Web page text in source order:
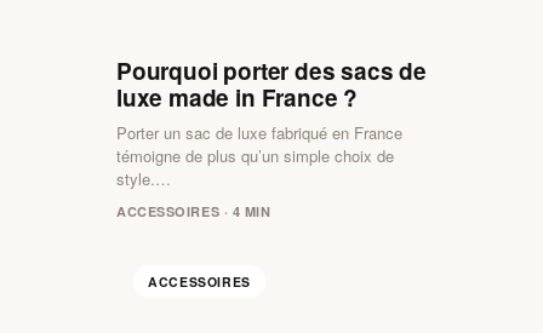
Pourquoi porter des sacs de
luxe made in France ?
Porter un sac de luxe fabriqué en France
témoigne de plus qu’un simple choix de
style.…
ACCESSOIRES · 4 MIN
ACCESSOIRES